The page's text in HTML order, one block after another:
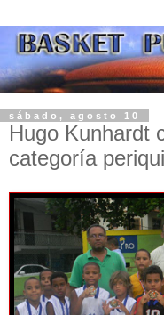
sábado, agosto 10
Hugo Kunhardt
categoría